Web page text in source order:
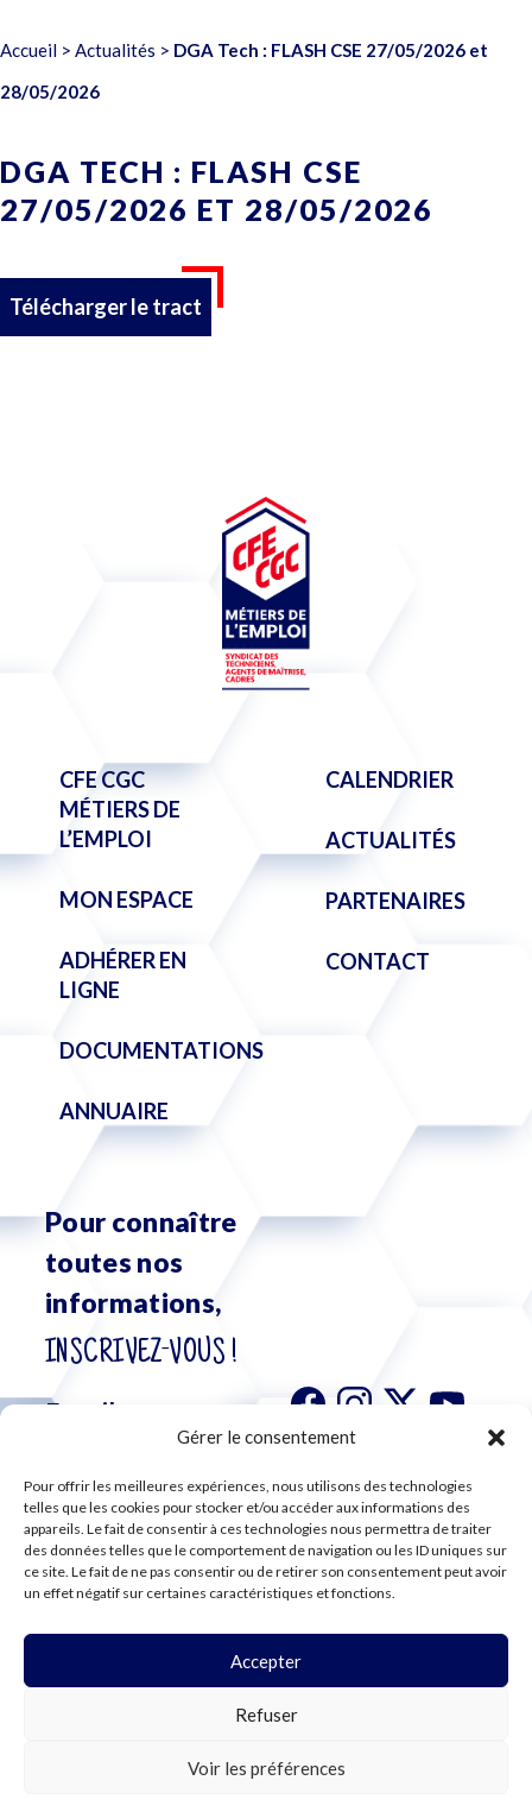
Gérer le consentement
Pour offrir les meilleures expériences, nous utilisons des technologies
telles que les cookies pour stocker et/ou accéder aux informations des
appareils. Le fait de consentir à ces technologies nous permettra de traiter
des données telles que le comportement de navigation ou les ID uniques sur
ce site. Le fait de ne pas consentir ou de retirer son consentement peut avoir
un effet négatif sur certaines caractéristiques et fonctions.
Accepter
Refuser
Voir les préférences
Accueil > Actualités > DGA Tech : FLASH CSE 27/05/2026 et
28/05/2026
DGA TECH : FLASH CSE
27/05/2026 ET 28/05/2026
Télécharger le tract
CFE CGC
MÉTIERS DE
L’EMPLOI
MON ESPACE
ADHÉRER EN
LIGNE
DOCUMENTATIONS
ANNUAIRE
CALENDRIER
ACTUALITÉS
PARTENAIRES
CONTACT
Pour connaître
toutes nos
informations,
INSCRIVEZ-VOUS !
S'abonner à
notre
newsletter
COOKIES